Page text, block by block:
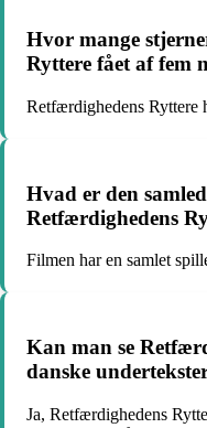
Hvor mange
Ryttere fået af fem
Retfærdighedens Ryttere
Hvad er den
Retfærdighedens
Filmen har en samlet
Kan man se
danske
Ja, Retfærdighedens